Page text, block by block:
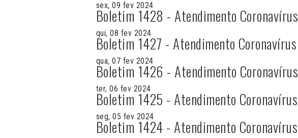
sex, 09 fev 2024
Boletim 1428 - Atendimento Coronavírus
qui, 08 fev 2024
Boletim 1427 - Atendimento Coronavírus
qua, 07 fev 2024
Boletim 1426 - Atendimento Coronavírus
ter, 06 fev 2024
Boletim 1425 - Atendimento Coronavírus
seg, 05 fev 2024
Boletim 1424 - Atendimento Coronavírus